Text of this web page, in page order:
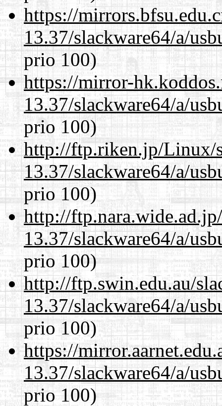
https://
13.37/slackware64/a/
prio 100)
https://mirror-
13.37/slackware64/a/
prio 100)
http://ftp.riken.jp/Linux/
13.37/slackware64/a/
prio 100)
http://
13.37/slackware64/a/
prio 100)
http://ftp.swin.edu.au/
13.37/slackware64/a/
prio 100)
https://
13.37/slackware64/a/
prio 100)